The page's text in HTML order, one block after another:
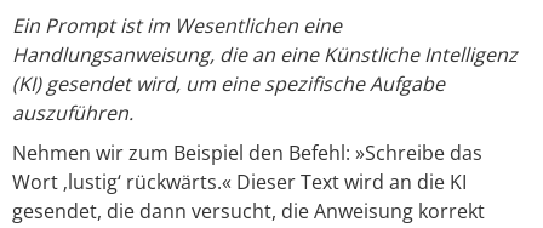
Ein Prompt ist im Wesentlichen eine
Handlungsanweisung, die an eine Künstliche Intelligenz
(KI) gesendet wird, um eine spezifische Aufgabe
auszuführen.
Nehmen wir zum Beispiel den Befehl: »Schreibe das
Wort ‚lustig‘ rückwärts.« Dieser Text wird an die KI
gesendet, die dann versucht, die Anweisung korrekt